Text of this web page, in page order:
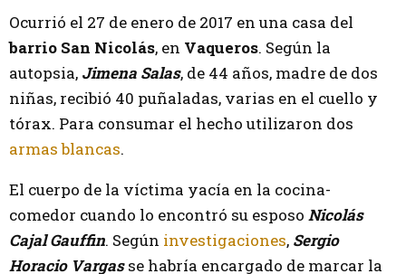
Ocurrió el 27 de enero de 2017 en una casa del
barrio San Nicolás, en Vaqueros. Según la
autopsia, Jimena Salas, de 44 años, madre de dos
niñas, recibió 40 puñaladas, varias en el cuello y
tórax. Para consumar el hecho utilizaron dos
armas blancas.
El cuerpo de la víctima yacía en la cocina-
comedor cuando lo encontró su esposo Nicolás
Cajal Gauffin. Según investigaciones, Sergio
Horacio Vargasse habría encargado de marcar la